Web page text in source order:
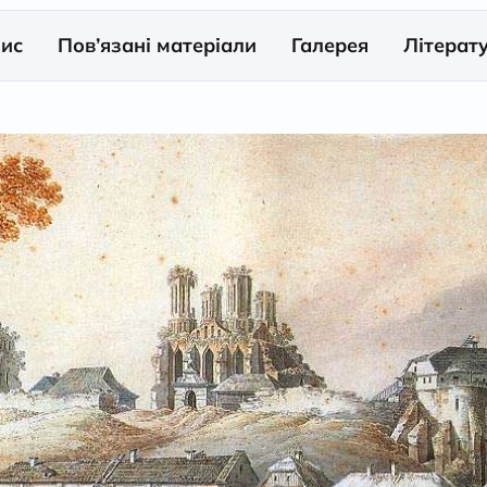
Пов’язані матеріали Галерея